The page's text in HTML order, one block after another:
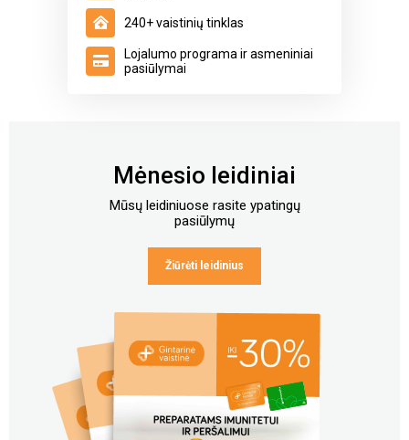
240+ vaistinių tinklas
Lojalumo programa ir asmeniniai
pasiūlymai
Mėnesio leidiniai
Mūsų leidiniuose rasite ypatingų
pasiūlymų
Žiūrėti leidinius